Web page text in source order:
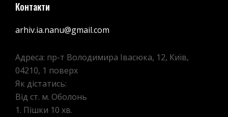
Контакти
arhiv.ia.nanu@gmail.com
Адреса: пр-т Володимира Івасюка, 12, Київ,
04210, 1 поверх
Як дістатись:
Від ст. м. Оболонь
1. Пішки 10 хв.